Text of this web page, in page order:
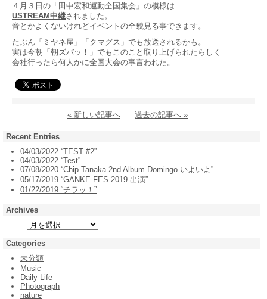
４月３日の「田中宏和運動全国集会」の模様は
USTREAM中継されました。
音とかよくないけれどイベントの全貌見る事できます。
たぶん「ミヤネ屋」「クマグス」でも放送されるかも。
実は今朝「朝ズバッ！」でもこのこと取り上げられたらしく
会社行ったら何人かに全国大会の事言われた。
« 新しい記事へ 過去の記事へ »
Recent Entries
04/03/2022 “TEST #2”
04/03/2022 “Test”
07/08/2020 “Chip Tanaka 2nd Album Domingo いよいよ”
05/17/2019 “GANKE FES 2019 出演”
01/22/2019 “チラッ！”
Archives
Categories
未分類
Music
Daily Life
Photograph
nature